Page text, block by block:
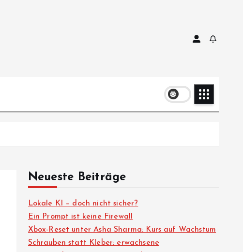
Neueste Beiträge
Lokale KI – doch nicht sicher?
Ein Prompt ist keine Firewall
Xbox-Reset unter Asha Sharma: Kurs auf Wachstum
Schrauben statt Kleber: erwachsene